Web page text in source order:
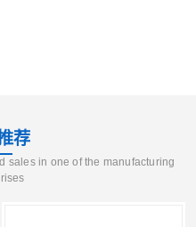
荐
sales in one of the manufacturing